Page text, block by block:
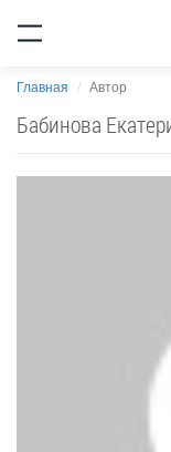
Главная Автор
Бабинова